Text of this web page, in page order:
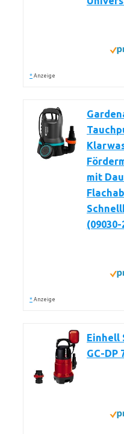
* Anzeige
mit
(09030-
* Anzeige
Einhell
GC-DP